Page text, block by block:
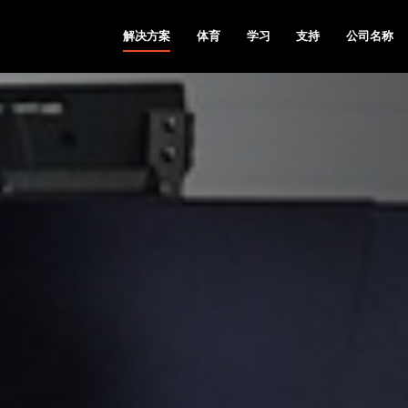
解决方案 体育 学习 支持 公司名称